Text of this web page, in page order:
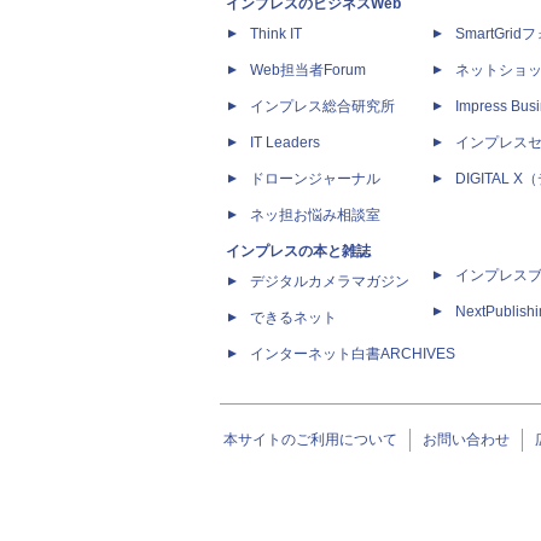
インプレスのビジネスWeb
Think IT
Web担当者Forum
インプレス総合研究所
IT Leaders
ドローンジャーナル
ネッ担お悩み相談室
インプレスの本と雑誌
デジタルカメラマガジン
できるネット
インターネット白書ARCHIVES
SmartGridフ
ネットショ
Impress
インプレス
DIGITAL X（
インプレス
本サイトのご利用について お問い合わせ